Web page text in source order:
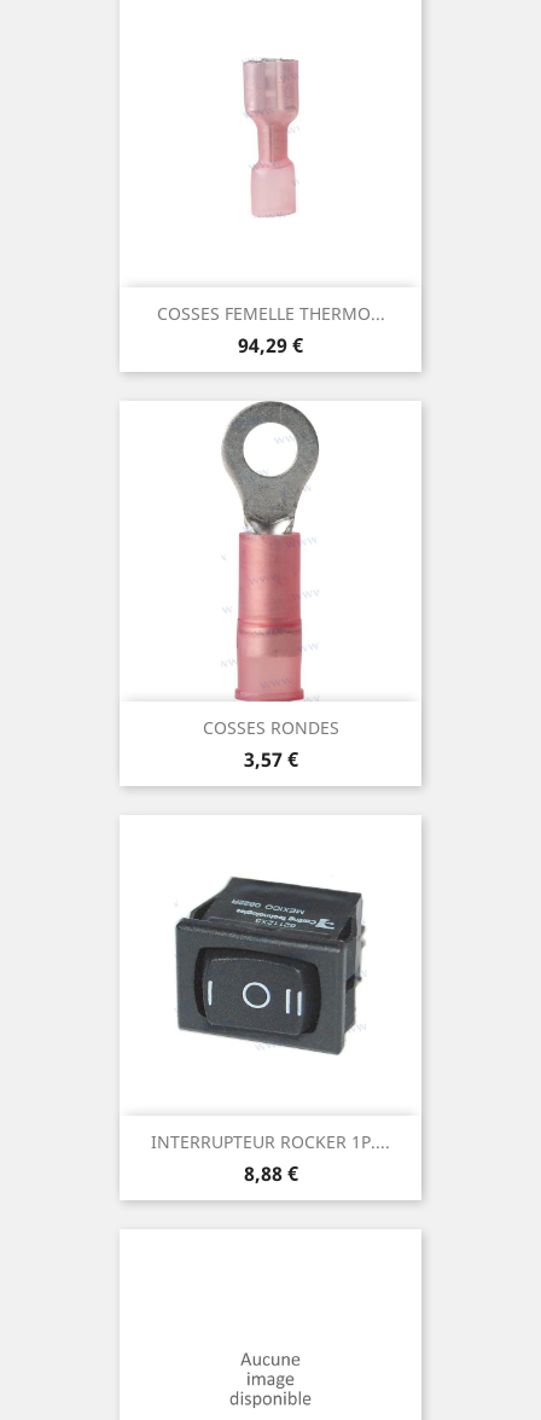
COSSES FEMELLE THERMO...
Prix
94,29 €
COSSES RONDES
Prix
3,57 €
INTERRUPTEUR ROCKER 1P....
Prix
8,88 €